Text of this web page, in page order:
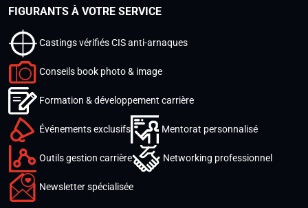
FIGURANTS À VOTRE SERVICE
Castings vérifiés CIS anti-arnaques
Conseils book photo & image
Formation & développement carrière
Événements exclusifs Mentorat personnalisé
Outils gestion carrière Networking professionnel
Newsletter spécialisée